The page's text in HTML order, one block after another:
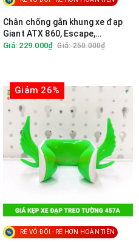
Chân chống gắn khung xe đạp
Giant ATX 860, Escape,
Fastroad
Giá: 229.000₫ Giá: 250.000₫
Giảm 26%
RẺ VÔ ĐỐI - RẺ HƠN HOÀN TIỀN